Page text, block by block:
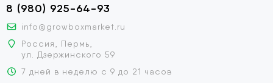
8 (980) 925-64-93
info@growboxmarket.ru
Россия, Пермь,
ул. Дзержинского 59
7 дней в неделю с 9 до 21 часов